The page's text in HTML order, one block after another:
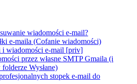
wiadomości e-mail?
e-maila (Cofanie wiadomości)
i wiadomości e-mail [priv]
przez własne SMTP Gmaila (i
Wysłane)
stopek e-mail do